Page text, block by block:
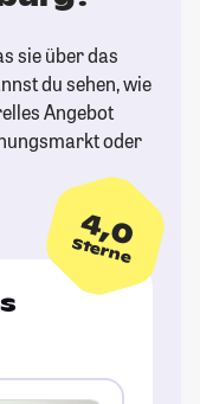
sie über das
du sehen, wie
Angebot
oder
4,0
Sterne